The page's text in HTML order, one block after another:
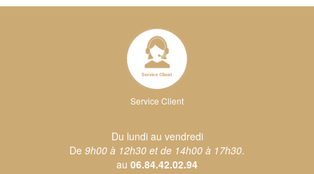
Service Client
Du lundi au vendredi
De 9h00 à 12h30 et de 14h00 à 17h30.
au 06.84.42.02.94